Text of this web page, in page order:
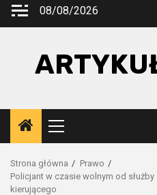
Przejdź
08/08/2026
Menu
główne
Strona główna
Prawo
Policjant w czasie wolnym od
kierującego